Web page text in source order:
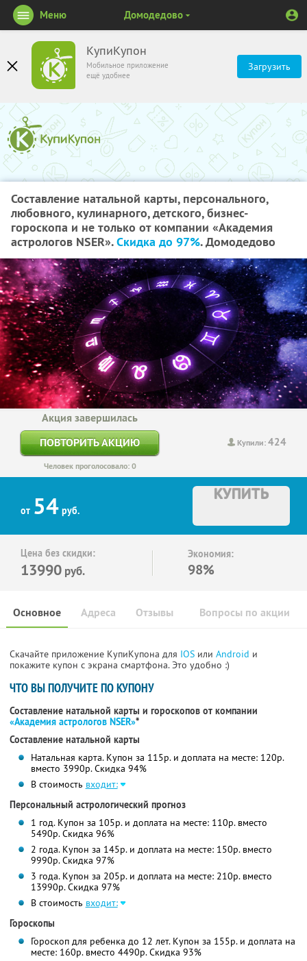
КупиКупон
Мобильное приложение
ещё удобнее
Загрузить
Меню Домодедово
Составление натальной карты, персонального,
любовного, кулинарного, детского, бизнес-
гороскопа и не только от компании «Академия
астрологов NSER».Скидка до 97%. Домодедово
Купили:424
Акция завершилась
ПОВТОРИТЬ АКЦИЮ
Человек проголосовало: 0
от 54 руб.
КУПИТЬ
Цена без скидки:
13990 руб.
Экономия:
98%
Основное Отзывы Вопросы по акции
Адреса
Скачайте приложение КупиКупона для IOS или Android и
покажите купон с экрана смартфона. Это удобно :)
ЧТО ВЫ ПОЛУЧИТЕ ПО КУПОНУ
Составление натальной карты и гороскопов от компании
«Академия астрологов NSER»*
Составление натальной карты
Натальная карта. Купон за 115р. и доплата на месте: 120р.
вместо 3990р. Скидка 94%
В стоимость входит:
Персональный астрологический прогноз
1 год. Купон за 105р. и доплата на месте: 110р. вместо
5490р. Скидка 96%
2 года. Купон за 145р. и доплата на месте: 150р. вместо
9990р. Скидка 97%
3 года. Купон за 205р. и доплата на месте: 210р. вместо
13990р. Скидка 97%
В стоимость входит:
Гороскопы
Гороскоп для ребенка до 12 лет. Купон за 155р. и доплата на
месте: 160р. вместо 4490р. Скидка 93%